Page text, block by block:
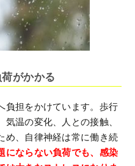
がかかる
負担をかけています。歩行
温の変化、人との接触、
め、自律神経は常に働き続
にならない負荷でも、感染